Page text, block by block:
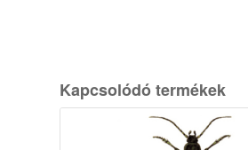
Kapcsolódó termékek